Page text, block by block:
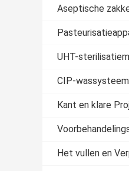
Aseptische
UHT-
CIP-wassysteem
Kant en klare
Het vullen en